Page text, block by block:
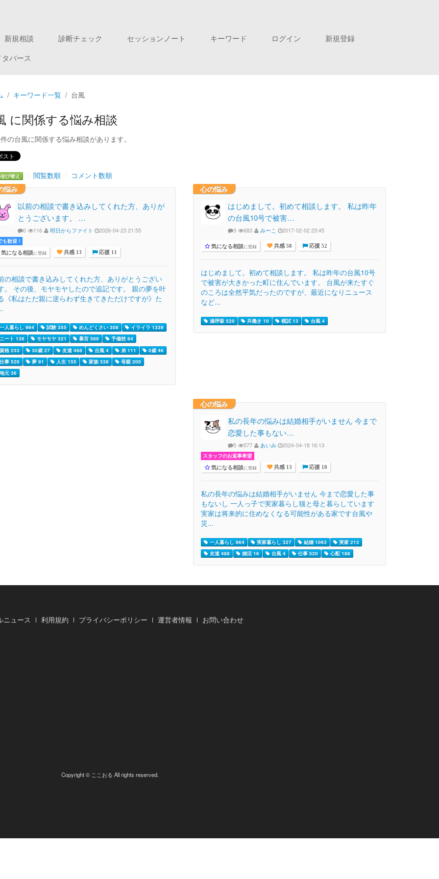
新規相談 診断チェック セッションノート キーワード ログイン
新規登録
バース
キーワード一覧 台風
に関係する悩み相談
の台風に関係する悩み相談があります。
び替え 閲覧数順
コメント数順
悩み
以前の相談で書き込みしてくれた方、ありが
とうございます。 …
0 116 明日からファイト 2026-04-23 21:55
も歓迎 !
気になる相談に登録 共感 13 応援 11
の相談で書き込みしてくれた方、ありがとうござい
。 その後、モヤモヤしたので追記です。 親の夢を叶
《私はただ親に逆らわず生きてきただけですが》た
人暮らし 964 試験 355 めんどくさい 308
イライラ 1339
ート 138
モヤモヤ 321 暴言 589
予備校 84
格 233
30歳 27 友達 488 台風 4 弟 111
0歳 46
事 520
夢 91 人生 155 家族 338
母親 200
元 36
心の悩み
はじめまして。初めて相談します。 私は昨年
の台風10号で被害…
3 683 みーこ 2017-02-02 23:45
気になる相談に登録 共感 58 応援 52
はじめまして。初めて相談します。 私は昨年の台風10号
で被害が大きかった町に住んでいます。 台風が来たすぐ
のころは全然平気だったのですが、最近になりニュース
など...
過呼吸 520 共働き 10 模試 13 台風 4
心の悩み
私の長年の悩みは結婚相手がいません 今まで
恋愛した事もない…
5 577 あいみ 2024-04-18 16:13
スタッフのお返事希望
気になる相談に登録 共感 13 応援 18
私の長年の悩みは結婚相手がいません 今まで恋愛した事
もないし 一人っ子で実家暮らし猫と母と暮らしています
実家は将来的に住めなくなる可能性がある家です台風や
災...
一人暮らし 964 実家暮らし 327 結婚 1063
実家 213
友達 488
婚活 16 台風 4 仕事 520 心配 188
ニュース 利用規約 プライバシーポリシー 運営者情報 お問い合わせ
Copyright © ここおる All rights reserved.